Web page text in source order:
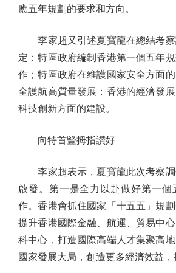
應五年規劃的要求和方向。
李家超又引述夏寶龍在總結考察
定：特區政府編制香港第一個五年
作；特區政府在維護國家安全方面
全護航高質量發展；香港的經濟發
科技創新方面的建設。
向特首豎拇指讚好
李家超表示，夏寶龍此次考察調
啟發。第一是全力以赴做好第一個
作。香港會抓住國家「十五五」規
提升香港國際金融、航運、貿易中
科中心，打造國際高端人才集聚高
國家發展大局，創造更多經濟效益，